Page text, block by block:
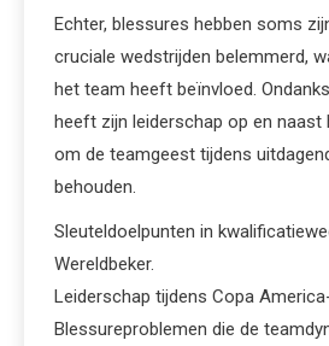
Echter, blessures hebben soms
cruciale wedstrijden belemmerd,
het team heeft beïnvloed.
heeft zijn leiderschap op en naast
om de teamgeest tijdens
behouden.
Sleuteldoelpunten in
Wereldbeker.
Leiderschap tijdens Copa
Blessureproblemen die de